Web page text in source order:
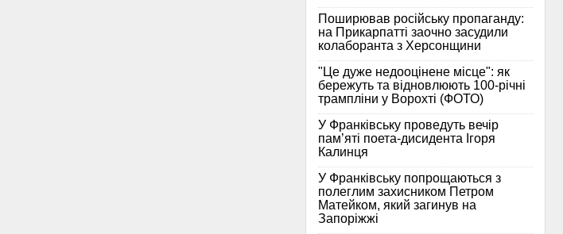
Поширював російську пропаганду:
на Прикарпатті заочно засудили
колаборанта з Херсонщини
"Це дуже недооцінене місце": як
бережуть та відновлюють 100-річні
трампліни у Ворохті (ФОТО)
У Франківську проведуть вечір
пам’яті поета-дисидента Ігоря
Калинця
У Франківську попрощаються з
полеглим захисником Петром
Матейком, який загинув на
Запоріжжі